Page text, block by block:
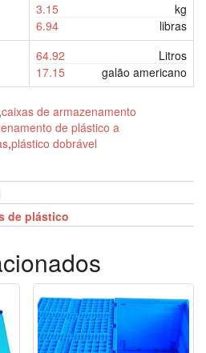
3.15
kg
6.94
libras
64.92
Litros
17.15
galão americano
,caixas de armazenamento
de plástico a
,plástico dobrável
de plástico